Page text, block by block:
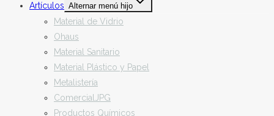
Artículos Alternar menú hijo
Material de Vidrio
Ohaus
Material Sanitario
Material Plástico y Papel
Metalistería
ComercialJPG
Productos Químicos